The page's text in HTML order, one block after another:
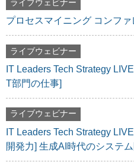
ライブウェビナー
プロセスマイニング コンフ
ライブウェビナー
IT Leaders Tech Strategy
T部門の仕事]
ライブウェビナー
IT Leaders Tech Strategy
開発力] 生成AI時代のシステ